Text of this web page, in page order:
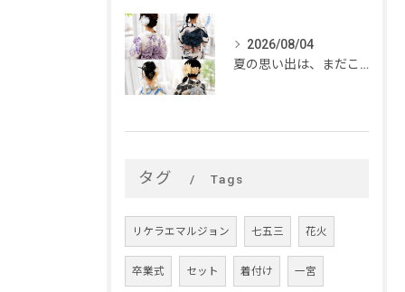
2026/08/04
夏の思い出は、まだこれから。
タグ Tags
リケラエマルジョン 七五三 花火
卒業式 セット 着付け 一宮